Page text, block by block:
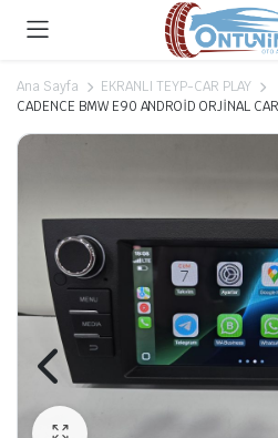
Ana Sayfa
EKRANLI TEYP-CAR PLAY
CADENCE BMW E90 ANDROİD ORJİNAL